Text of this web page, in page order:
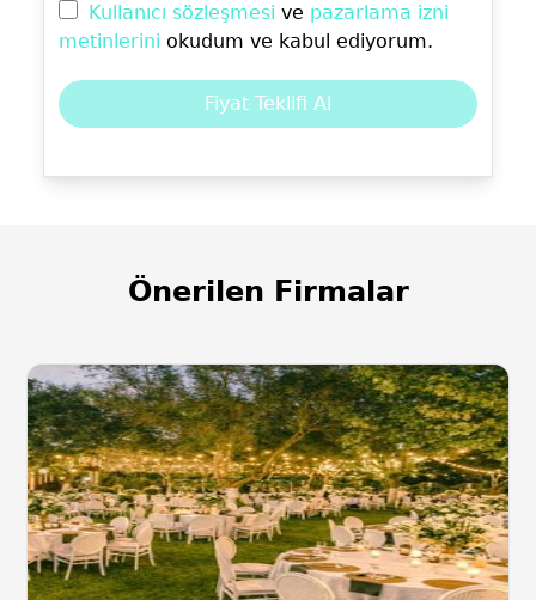
Kullanıcı sözleşmesi ve pazarlama izni
metinlerini okudum ve kabul ediyorum.
Fiyat Teklifi Al
Önerilen Firmalar